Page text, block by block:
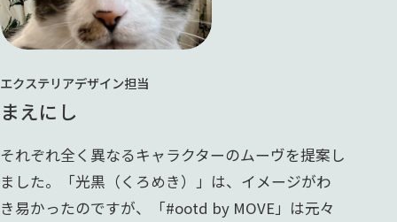
エクステリアデザイン担当
まえにし
それぞれ全く異なるキャラクターのムーヴを提案し
ました。「光黒（くろめき）」は、イメージがわ
き易かったのですが、「#ootd by MOVE」は元々